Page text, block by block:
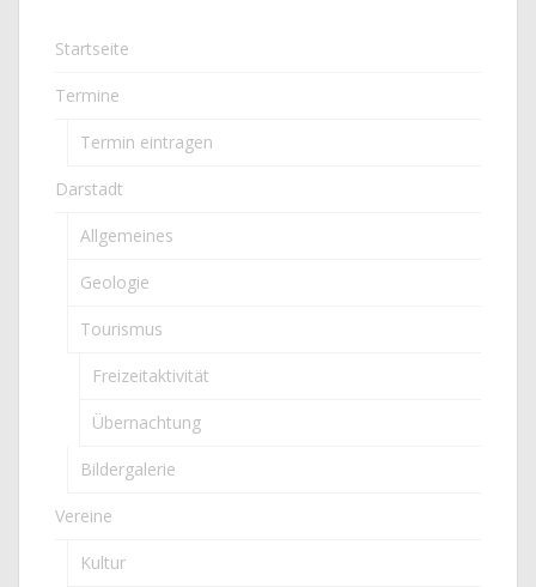
Startseite
Termine
Termin eintragen
Darstadt
Allgemeines
Geologie
Tourismus
Freizeitaktivität
Übernachtung
Bildergalerie
Vereine
Kultur